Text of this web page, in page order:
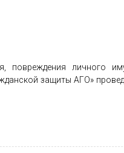
повреждения личного
защиты АГО»